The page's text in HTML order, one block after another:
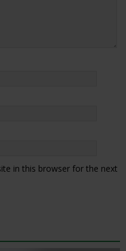
in this browser for the next